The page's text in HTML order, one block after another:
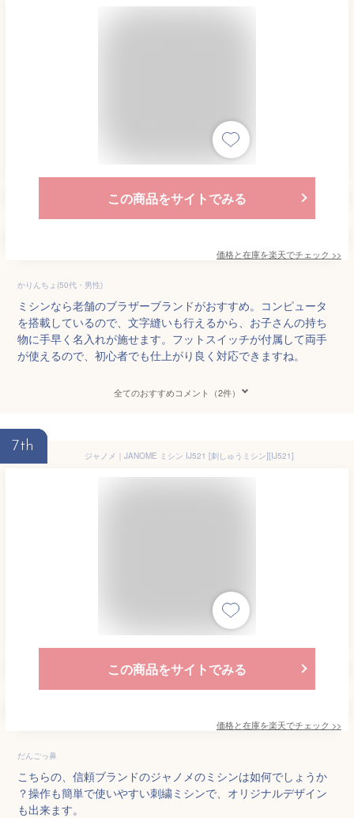
この商品をサイトでみる
価格と在庫を楽天でチェック >>
かりんちょ(50代・男性)
ミシンなら老舗のブラザーブランドがおすすめ。コンピュータ
を搭載しているので、文字縫いも行えるから、お子さんの持ち
物に手早く名入れが施せます。フットスイッチが付属して両手
が使えるので、初心者でも仕上がり良く対応できますね。
全てのおすすめコメント（2件）
7th
ジャノメ｜JANOME ミシン IJ521 [刺しゅうミシン][IJ521]
この商品をサイトでみる
価格と在庫を楽天でチェック >>
だんごっ鼻
こちらの、信頼ブランドのジャノメのミシンは如何でしょうか
？操作も簡単で使いやすい刺繍ミシンで、オリジナルデザイン
も出来ます。